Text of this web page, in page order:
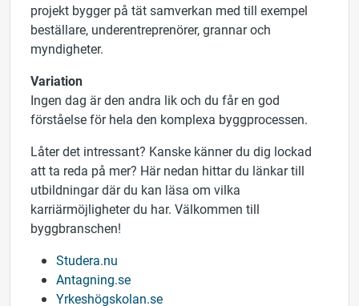
projekt bygger på tät samverkan med till exempel
beställare, underentreprenörer, grannar och
myndigheter.
Variation
Ingen dag är den andra lik och du får en god
förståelse för hela den komplexa byggprocessen.
Låter det intressant? Kanske känner du dig lockad
att ta reda på mer? Här nedan hittar du länkar till
utbildningar där du kan läsa om vilka
karriärmöjligheter du har. Välkommen till
byggbranschen!
Studera.nu
Antagning.se
Yrkeshögskolan.se